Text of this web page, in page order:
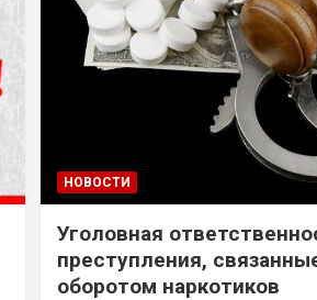
НОВОСТИ
Уголовная
преступления,
оборотом наркотиков